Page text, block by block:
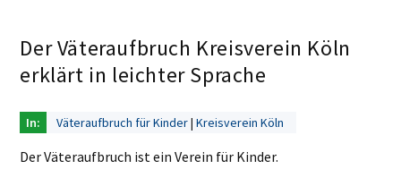
Der Väteraufbruch Kreisverein Köln
erklärt in leichter Sprache
Väteraufbruch für Kinder Kreisverein Köln
Der Väteraufbruch ist ein Verein für Kinder.